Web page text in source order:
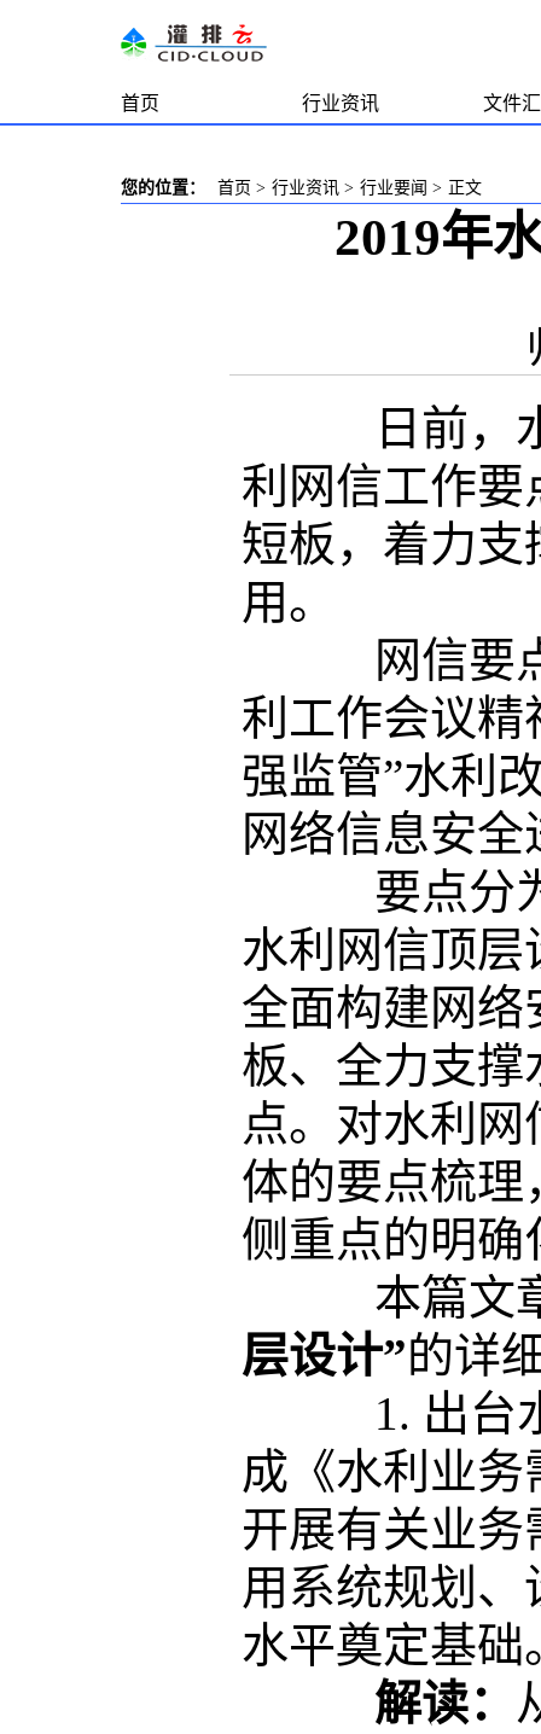
首页 行业资讯 文件
您的位置： 首页 > 行业资讯 > 行业要闻 > 正文
2019年
日前，水
利网信工作要
短板，着力支
用。
网信要点
利工作会议精
强监管”水利
网络信息安
要点分为
水利网信顶
全面构建网
板、全力支撑
点。对水利
体的要点梳
侧重点的明确
本篇文章
层设计”的详
1. 出台水
成《水利业
开展有关业
用系统规划
水平奠定基础
解读：